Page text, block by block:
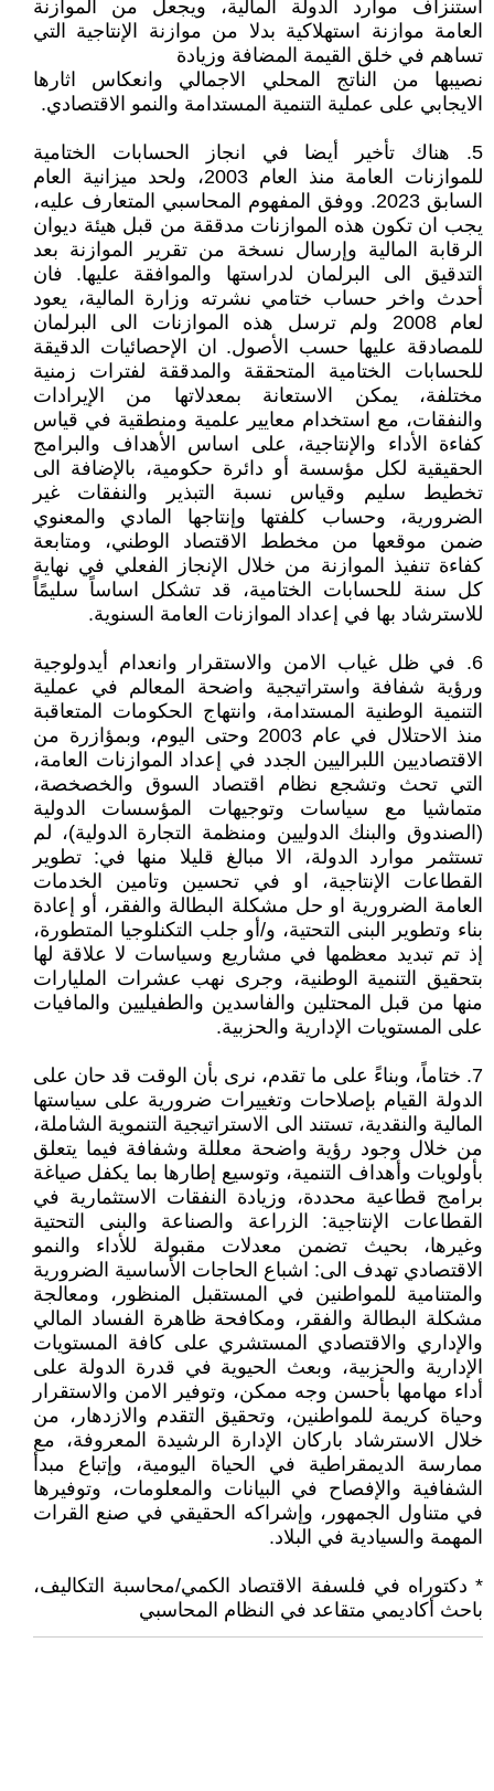
استنزاف موارد الدولة المالية، ويجعل من الموازنة
العامة موازنة استهلاكية بدلا من موازنة الإنتاجية التي
تساهم في خلق القيمة المضافة وزيادة
نصيبها من الناتج المحلي الاجمالي وانعكاس اثارها
الايجابي على عملية التنمية المستدامة والنمو الاقتصادي.
5. هناك تأخير أيضا في انجاز الحسابات الختامية
للموازنات العامة منذ العام 2003، ولحد ميزانية العام
السابق 2023. ووفق المفهوم المحاسبي المتعارف عليه،
يجب ان تكون هذه الموازنات مدققة من قبل هيئة ديوان
الرقابة المالية وإرسال نسخة من تقرير الموازنة بعد
التدقيق الى البرلمان لدراستها والموافقة عليها. فان
أحدث واخر حساب ختامي نشرته وزارة المالية، يعود
لعام 2008 ولم ترسل هذه الموازنات الى البرلمان
للمصادقة عليها حسب الأصول. ان الإحصائيات الدقيقة
للحسابات الختامية المتحققة والمدققة لفترات زمنية
مختلفة، يمكن الاستعانة بمعدلاتها من الإيرادات
والنفقات، مع استخدام معايير علمية ومنطقية في قياس
كفاءة الأداء والإنتاجية، على اساس الأهداف والبرامج
الحقيقية لكل مؤسسة أو دائرة حكومية، بالإضافة الى
تخطيط سليم وقياس نسبة التبذير والنفقات غير
الضرورية، وحساب كلفتها وإنتاجها المادي والمعنوي
ضمن موقعها من مخطط الاقتصاد الوطني، ومتابعة
كفاءة تنفيذ الموازنة من خلال الإنجاز الفعلي في نهاية
كل سنة للحسابات الختامية، قد تشكل اساساً سليمًاً
للاسترشاد بها في إعداد الموازنات العامة السنوية.
6. في ظل غياب الامن والاستقرار وانعدام أيدولوجية
ورؤية شفافة واستراتيجية واضحة المعالم في عملية
التنمية الوطنية المستدامة، وانتهاج الحكومات المتعاقبة
منذ الاحتلال في عام 2003 وحتى اليوم، وبمؤازرة من
الاقتصاديين اللبراليين الجدد في إعداد الموازنات العامة،
التي تحث وتشجع نظام اقتصاد السوق والخصخصة،
متماشيا مع سياسات وتوجيهات المؤسسات الدولية
(الصندوق والبنك الدوليين ومنظمة التجارة الدولية)، لم
تستثمر موارد الدولة، الا مبالغ قليلا منها في: تطوير
القطاعات الإنتاجية، او في تحسين وتامين الخدمات
العامة الضرورية او حل مشكلة البطالة والفقر، أو إعادة
بناء وتطوير البنى التحتية، و/أو جلب التكنلوجيا المتطورة،
إذ تم تبديد معظمها في مشاريع وسياسات لا علاقة لها
بتحقيق التنمية الوطنية، وجرى نهب عشرات المليارات
منها من قبل المحتلين والفاسدين والطفيليين والمافيات
على المستويات الإدارية والحزبية.
7. ختاماً، وبناءً على ما تقدم، نرى بأن الوقت قد حان على
الدولة القيام بإصلاحات وتغييرات ضرورية على سياستها
المالية والنقدية، تستند الى الاستراتيجية التنموية الشاملة،
من خلال وجود رؤية واضحة معللة وشفافة فيما يتعلق
بأولويات وأهداف التنمية، وتوسيع إطارها بما يكفل صياغة
برامج قطاعية محددة، وزيادة النفقات الاستثمارية في
القطاعات الإنتاجية: الزراعة والصناعة والبنى التحتية
وغيرها، بحيث تضمن معدلات مقبولة للأداء والنمو
الاقتصادي تهدف الى: اشباع الحاجات الأساسية الضرورية
والمتنامية للمواطنين في المستقبل المنظور، ومعالجة
مشكلة البطالة والفقر، ومكافحة ظاهرة الفساد المالي
والإداري والاقتصادي المستشري على كافة المستويات
الإدارية والحزبية، وبعث الحيوية في قدرة الدولة على
أداء مهامها بأحسن وجه ممكن، وتوفير الامن والاستقرار
وحياة كريمة للمواطنين، وتحقيق التقدم والازدهار، من
خلال الاسترشاد باركان الإدارة الرشيدة المعروفة، مع
ممارسة الديمقراطية في الحياة اليومية، وإتباع مبدأ
الشفافية والإفصاح في البيانات والمعلومات، وتوفيرها
في متناول الجمهور، وإشراكه الحقيقي في صنع القرات
المهمة والسيادية في البلاد.
* دكتوراه في فلسفة الاقتصاد الكمي/محاسبة التكاليف،
باحث أكاديمي متقاعد في النظام المحاسبي